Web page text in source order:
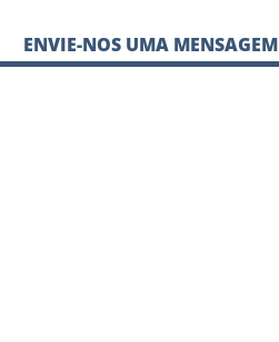
ENVIE-NOS UMA MENSAGEM